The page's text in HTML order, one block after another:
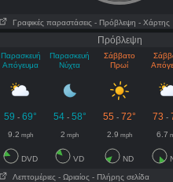
Γραφικές παραστάσεις - Πρόβλεψη - Χάρτης
Πρόβλεψη
Παρασκευή
Απόγευμα
Παρασκευή
Νύχτα
Σάββατο
Πρωί
59 - 69° 54- 58° 55 - 72° 73 -
9.2 mph 2 mph 2.9 mph 6.7
DVD VD ND
Λεπτομέριες - Ωριαίος - Πλήρης σελίδα